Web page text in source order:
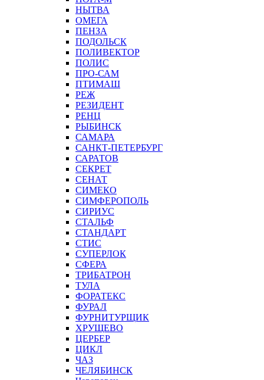
НЫТВА
ОМЕГА
ПЕНЗА
ПОДОЛЬСК
ПОЛИВЕКТОР
ПОЛИС
ПРО-САМ
ПТИМАШ
РЕЖ
РЕЗИДЕНТ
РЕНЦ
РЫБИНСК
САМАРА
САНКТ-ПЕТЕРБУРГ
САРАТОВ
СЕКРЕТ
СЕНАТ
СИМЕКО
СИМФЕРОПОЛЬ
СИРИУС
СТАЛЬФ
СТАНДАРТ
СТИС
СУПЕРЛОК
СФЕРА
ТРИБАТРОН
ТУЛА
ФОРАТЕКС
ФУРАЛ
ФУРНИТУРЩИК
ХРУЩЕВО
ЦЕРБЕР
ЦИКЛ
ЧАЗ
ЧЕЛЯБИНСК